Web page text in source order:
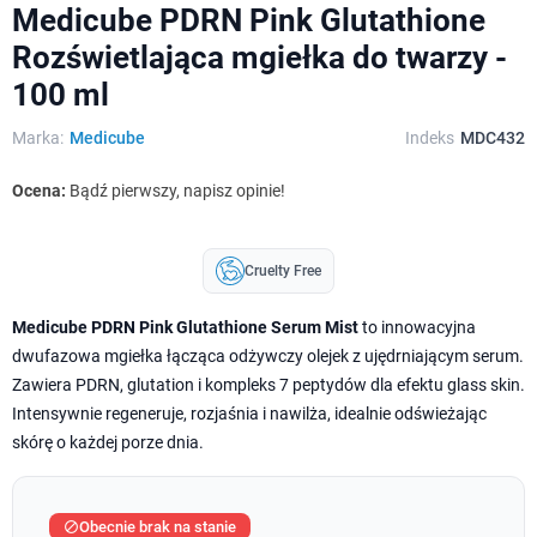
Medicube PDRN Pink Glutathione
Rozświetlająca mgiełka do twarzy -
100 ml
Marka: Medicube Indeks MDC432
Ocena: Bądź pierwszy, napisz opinie!
Cruelty Free
Medicube PDRN Pink Glutathione Serum Mistto innowacyjna
dwufazowa mgiełka łącząca odżywczy olejek z ujędrniającym serum.
Zawiera PDRN, glutation i kompleks 7 peptydów dla efektu glass skin.
Intensywnie regeneruje, rozjaśnia i nawilża, idealnie odświeżając
skórę o każdej porze dnia.
Obecnie brak na stanie